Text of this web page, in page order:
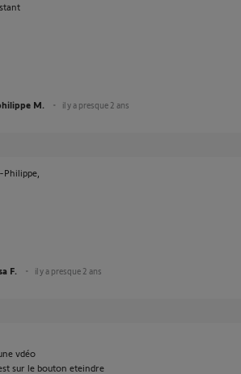
M. il y a presque 2 ans
F. il y a presque 2 ans
vdéo
sur le bouton eteindre